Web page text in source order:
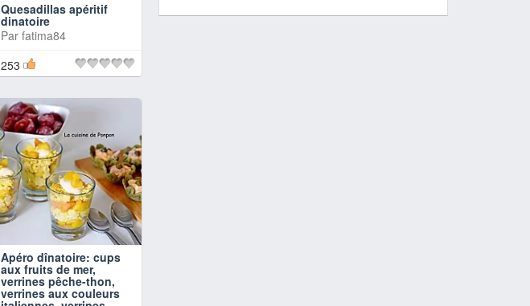
Quesadillas apéritif
dinatoire
Par fatima84
253
Apéro dînatoire: cups
aux fruits de mer,
verrines pêche-thon,
verrines aux couleurs